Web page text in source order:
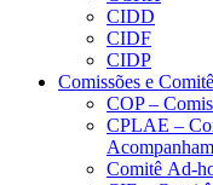
CIDD
CIDF
CIDP
Comissões e
COP –
CPLAE –
Comitê Ad-